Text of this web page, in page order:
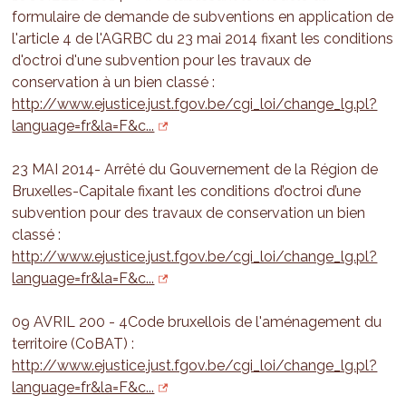
formulaire de demande de subventions en application de
l'article 4 de l'AGRBC du 23 mai 2014 fixant les conditions
d'octroi d'une subvention pour les travaux de
conservation à un bien classé :
http://www.ejustice.just.fgov.be/cgi_loi/change_lg.pl?
language=fr&la=F&c...
23 MAI 2014- Arrêté du Gouvernement de la Région de
Bruxelles-Capitale fixant les conditions d’octroi d’une
subvention pour des travaux de conservation un bien
classé :
http://www.ejustice.just.fgov.be/cgi_loi/change_lg.pl?
language=fr&la=F&c...
09 AVRIL 200 - 4Code bruxellois de l'aménagement du
territoire (CoBAT) :
http://www.ejustice.just.fgov.be/cgi_loi/change_lg.pl?
language=fr&la=F&c...